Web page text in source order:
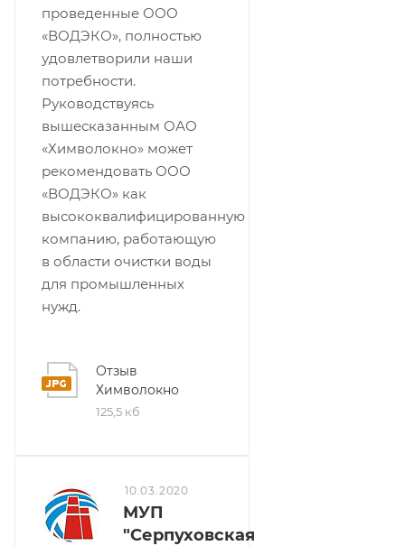
проведенные ООО
«ВОДЭКО», полностью
удовлетворили наши
потребности.
Руководствуясь
вышесказанным ОАО
«Химволокно» может
рекомендовать ООО
«ВОДЭКО» как
высококвалифицированную
компанию, работающую
в области очистки воды
для промышленных
нужд.
Отзыв
Химволокно
125,5 кб
10.03.2020
МУП
"Серпуховская